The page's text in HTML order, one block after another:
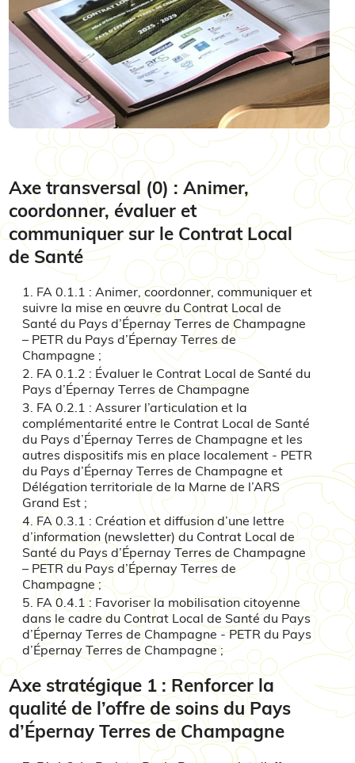
Axe transversal (0) : Animer,
coordonner, évaluer et
communiquer sur le Contrat Local
de Santé
FA 0.1.1 : Animer, coordonner, communiquer et
suivre la mise en œuvre du Contrat Local de
Santé du Pays d’Épernay Terres de Champagne
– PETR du Pays d’Épernay Terres de
Champagne ;
FA 0.1.2 : Évaluer le Contrat Local de Santé du
Pays d’Épernay Terres de Champagne
FA 0.2.1 : Assurer l’articulation et la
complémentarité entre le Contrat Local de Santé
du Pays d’Épernay Terres de Champagne et les
autres dispositifs mis en place localement - PETR
du Pays d’Épernay Terres de Champagne et
Délégation territoriale de la Marne de l’ARS
Grand Est ;
FA 0.3.1 : Création et diffusion d’une lettre
d’information (newsletter) du Contrat Local de
Santé du Pays d’Épernay Terres de Champagne
– PETR du Pays d’Épernay Terres de
Champagne ;
FA 0.4.1 : Favoriser la mobilisation citoyenne
dans le cadre du Contrat Local de Santé du Pays
d’Épernay Terres de Champagne - PETR du Pays
d’Épernay Terres de Champagne ;
Axe stratégique 1 : Renforcer la
qualité de l’offre de soins du Pays
d’Épernay Terres de Champagne